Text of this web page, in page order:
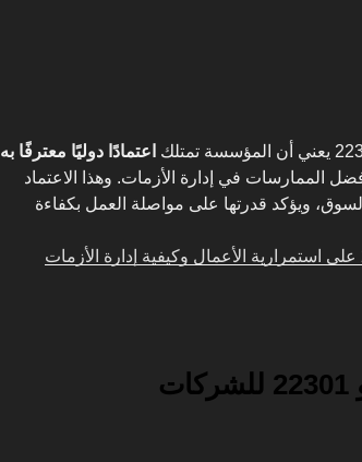
اعتمادًا دوليًا معترفًا به
الممارسات في إدارة الأزمات. وهذا الاعتماد
ويؤكد قدرتها على مواصلة العمل بكفاءة
تأثير الأيزو 22301 على استمرارية الأعمال وكيفية إدارة الأزمات